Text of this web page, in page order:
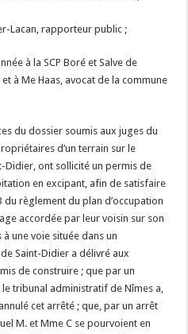
Lacan, rapporteur public ;
à la SCP Boré et Salve de
à Me Haas, avocat de la commune
du dossier soumis aux juges du
d’un terrain sur le
Didier, ont sollicité un permis de
en excipant, afin de satisfaire
du règlement du plan d’occupation
accordée par leur voisin sur son
une voie située dans un
Saint-Didier a délivré aux
de construire ; que par un
tribunal administratif de Nîmes a,
cet arrêté ; que, par un arrêt
M. et Mme C se pourvoient en